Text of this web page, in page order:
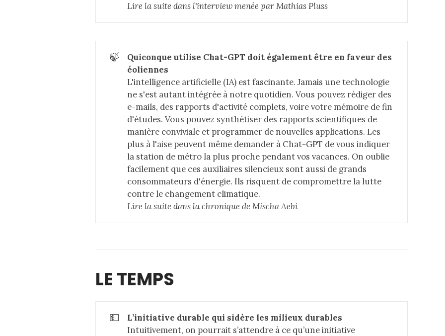
Lire la suite dans l'interview menée par Mathias Pluss
🍃
Quiconque utilise Chat-GPT doit également être en faveur des
éoliennes
L'intelligence artificielle (IA) est fascinante. Jamais une technologie
ne s'est autant intégrée à notre quotidien. Vous pouvez rédiger des
e-mails, des rapports d'activité complets, voire votre mémoire de fin
d'études. Vous pouvez synthétiser des rapports scientifiques de
manière conviviale et programmer de nouvelles applications. Les
plus à l'aise peuvent même demander à Chat-GPT de vous indiquer
la station de métro la plus proche pendant vos vacances. On oublie
facilement que ces auxiliaires silencieux sont aussi de grands
consommateurs d'énergie. Ils risquent de compromettre la lutte
contre le changement climatique.
Lire la suite dans la chronique de Mischa Aebi
LE TEMPS
💵
L’initiative durable qui sidère les milieux durables
Intuitivement, on pourrait s’attendre à ce qu’une initiative